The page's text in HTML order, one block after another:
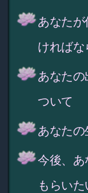
あなた
ければな
あなた
ついて
あなた
今後、
もらい